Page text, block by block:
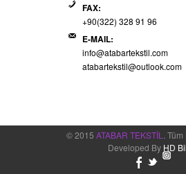
FAX:
+90(322) 328 91 96
E-MAIL:
info@atabartekstil.com
atabartekstil@outlook.com
© 2015 ATABAR TEKSTİL
.
Developed By HD